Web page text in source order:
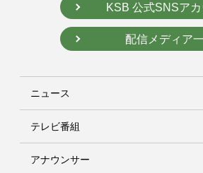
KSB 公式SNSアカ
配信メディア
ニュース
テレビ番組
アナウンサー